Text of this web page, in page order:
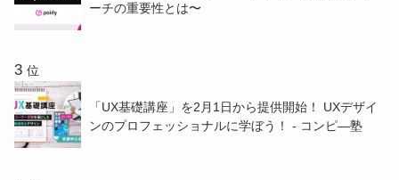
ーチの重要性とは〜
位
「UX基礎講座」を2月1日から提供開始！ UXデザイ
ンのプロフェッショナルに学ぼう！ - コンピ―塾